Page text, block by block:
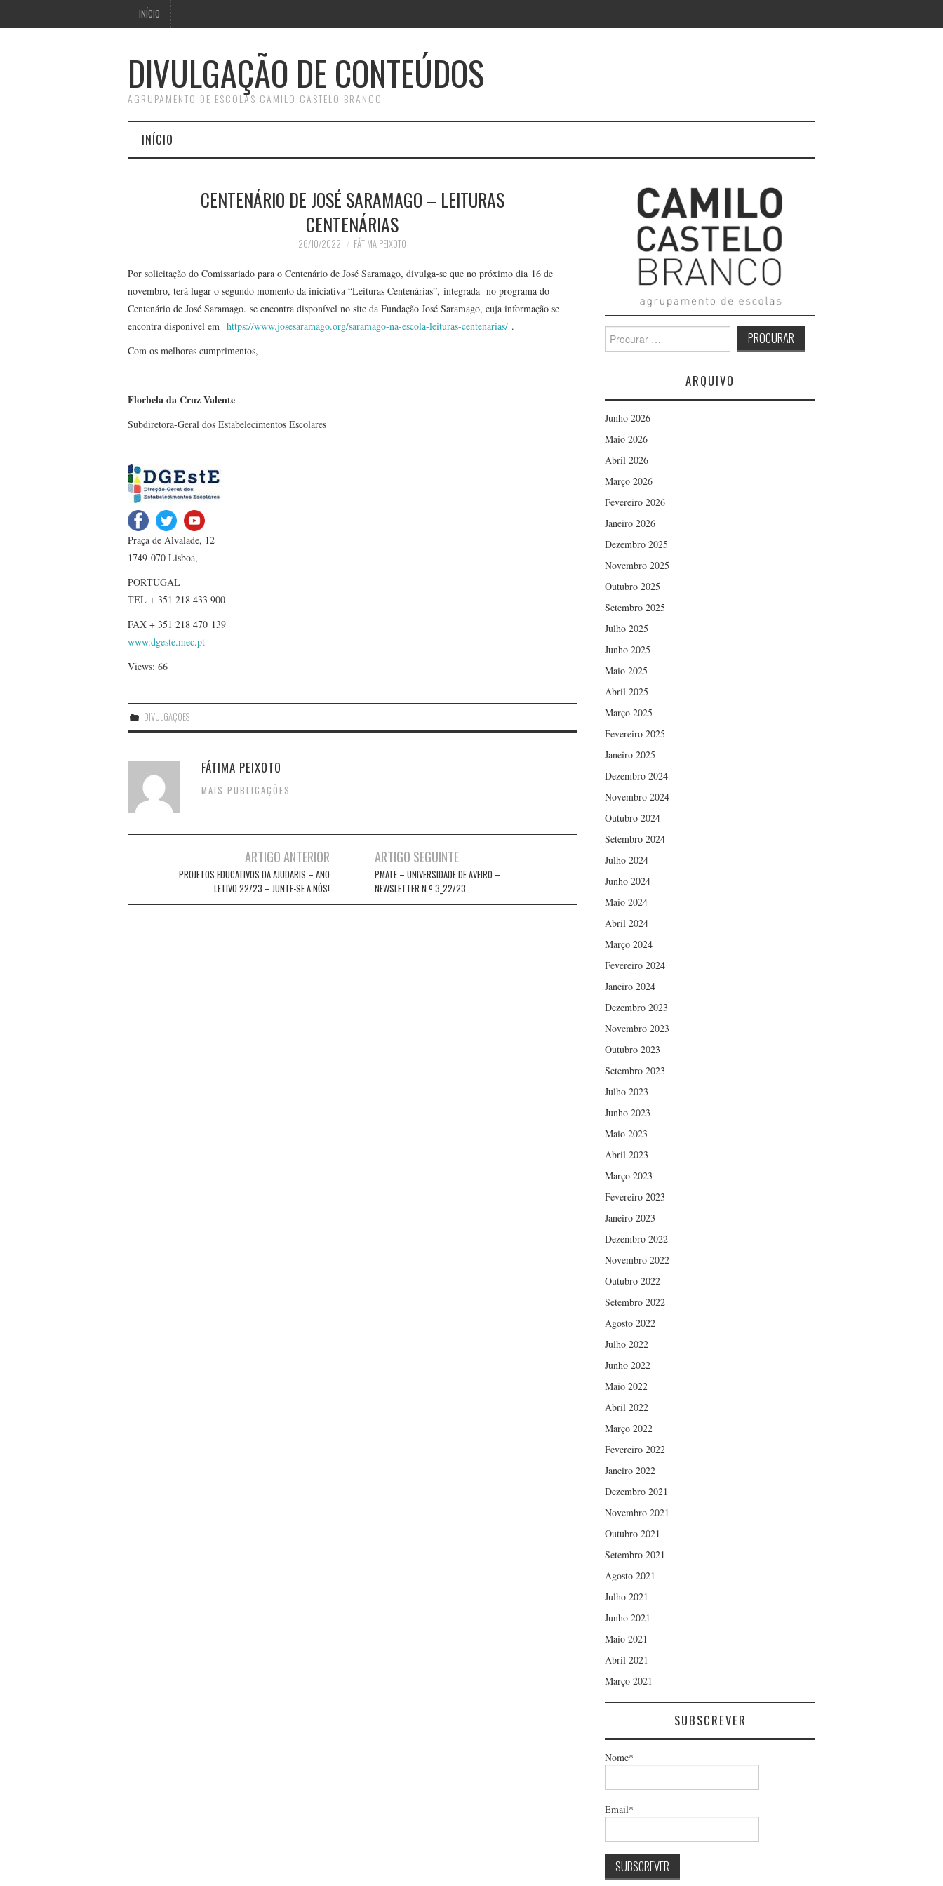
INÍCIO
DIVULGAÇÃO DE CONTEÚDOS
AGRUPAMENTO DE ESCOLAS CAMILO CASTELO BRANCO
INÍCIO
CENTENÁRIO DE JOSÉ SARAMAGO – LEITURAS
CENTENÁRIAS
26/10/2022 FÁTIMA PEIXOTO
Por solicitação do Comissariado para o Centenário de José Saramago, divulga-se que no próximo dia 16 de
novembro, terá lugar o segundo momento da iniciativa “Leituras Centenárias”, integrada no programa do
Centenário de José Saramago. se encontra disponível no site da Fundação José Saramago, cuja informação se
encontra disponível em https://www.josesaramago.org/saramago-na-escola-leituras-centenarias/ .
Com os melhores cumprimentos,
Florbela da Cruz Valente
Subdiretora-Geral dos Estabelecimentos Escolares
Praça de Alvalade, 12
1749-070 Lisboa,
PORTUGAL
TEL + 351 218 433 900
FAX + 351 218 470 139
www.dgeste.mec.pt
Views: 66
DIVULGAÇÕES
FÁTIMA PEIXOTO
MAIS PUBLICAÇÕES
navigation
ARTIGO ANTERIOR
PROJETOS EDUCATIVOS DA AJUDARIS – ANO
LETIVO 22/23 – JUNTE-SE A NÓS!
ARTIGO SEGUINTE
PMATE – UNIVERSIDADE DE AVEIRO –
NEWSLETTER N.º 3_22/23
for:
ARQUIVO
Junho 2026
Maio 2026
Abril 2026
Março 2026
Fevereiro 2026
Janeiro 2026
Dezembro 2025
Novembro 2025
Outubro 2025
Setembro 2025
Julho 2025
Junho 2025
Maio 2025
Abril 2025
Março 2025
Fevereiro 2025
Janeiro 2025
Dezembro 2024
Novembro 2024
Outubro 2024
Setembro 2024
Julho 2024
Junho 2024
Maio 2024
Abril 2024
Março 2024
Fevereiro 2024
Janeiro 2024
Dezembro 2023
Novembro 2023
Outubro 2023
Setembro 2023
Julho 2023
Junho 2023
Maio 2023
Abril 2023
Março 2023
Fevereiro 2023
Janeiro 2023
Dezembro 2022
Novembro 2022
Outubro 2022
Setembro 2022
Agosto 2022
Julho 2022
Junho 2022
Maio 2022
Abril 2022
Março 2022
Fevereiro 2022
Janeiro 2022
Dezembro 2021
Novembro 2021
Outubro 2021
Setembro 2021
Agosto 2021
Julho 2021
Junho 2021
Maio 2021
Abril 2021
Março 2021
SUBSCREVER
Nome*
Email*